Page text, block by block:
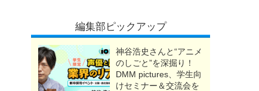
編集部ピックアップ
神谷浩史さんと“アニメ
のしごと”を深掘り！
DMM pictures、学生向
けセミナー＆交流会を